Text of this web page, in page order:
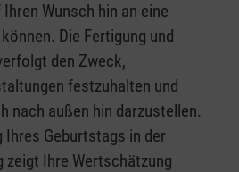
Wunsch hin an eine
Die Fertigung und
den Zweck,
festzuhalten und
nach außen hin darzustellen.
Geburtstags in der
zeigt Ihre Wertschätzung